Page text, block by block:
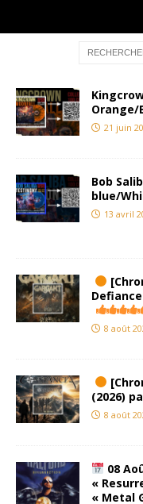
Orange/
21 juin
Bob
blue/
13 avril
8 août
(2026)
8 août
08
«
« Metal